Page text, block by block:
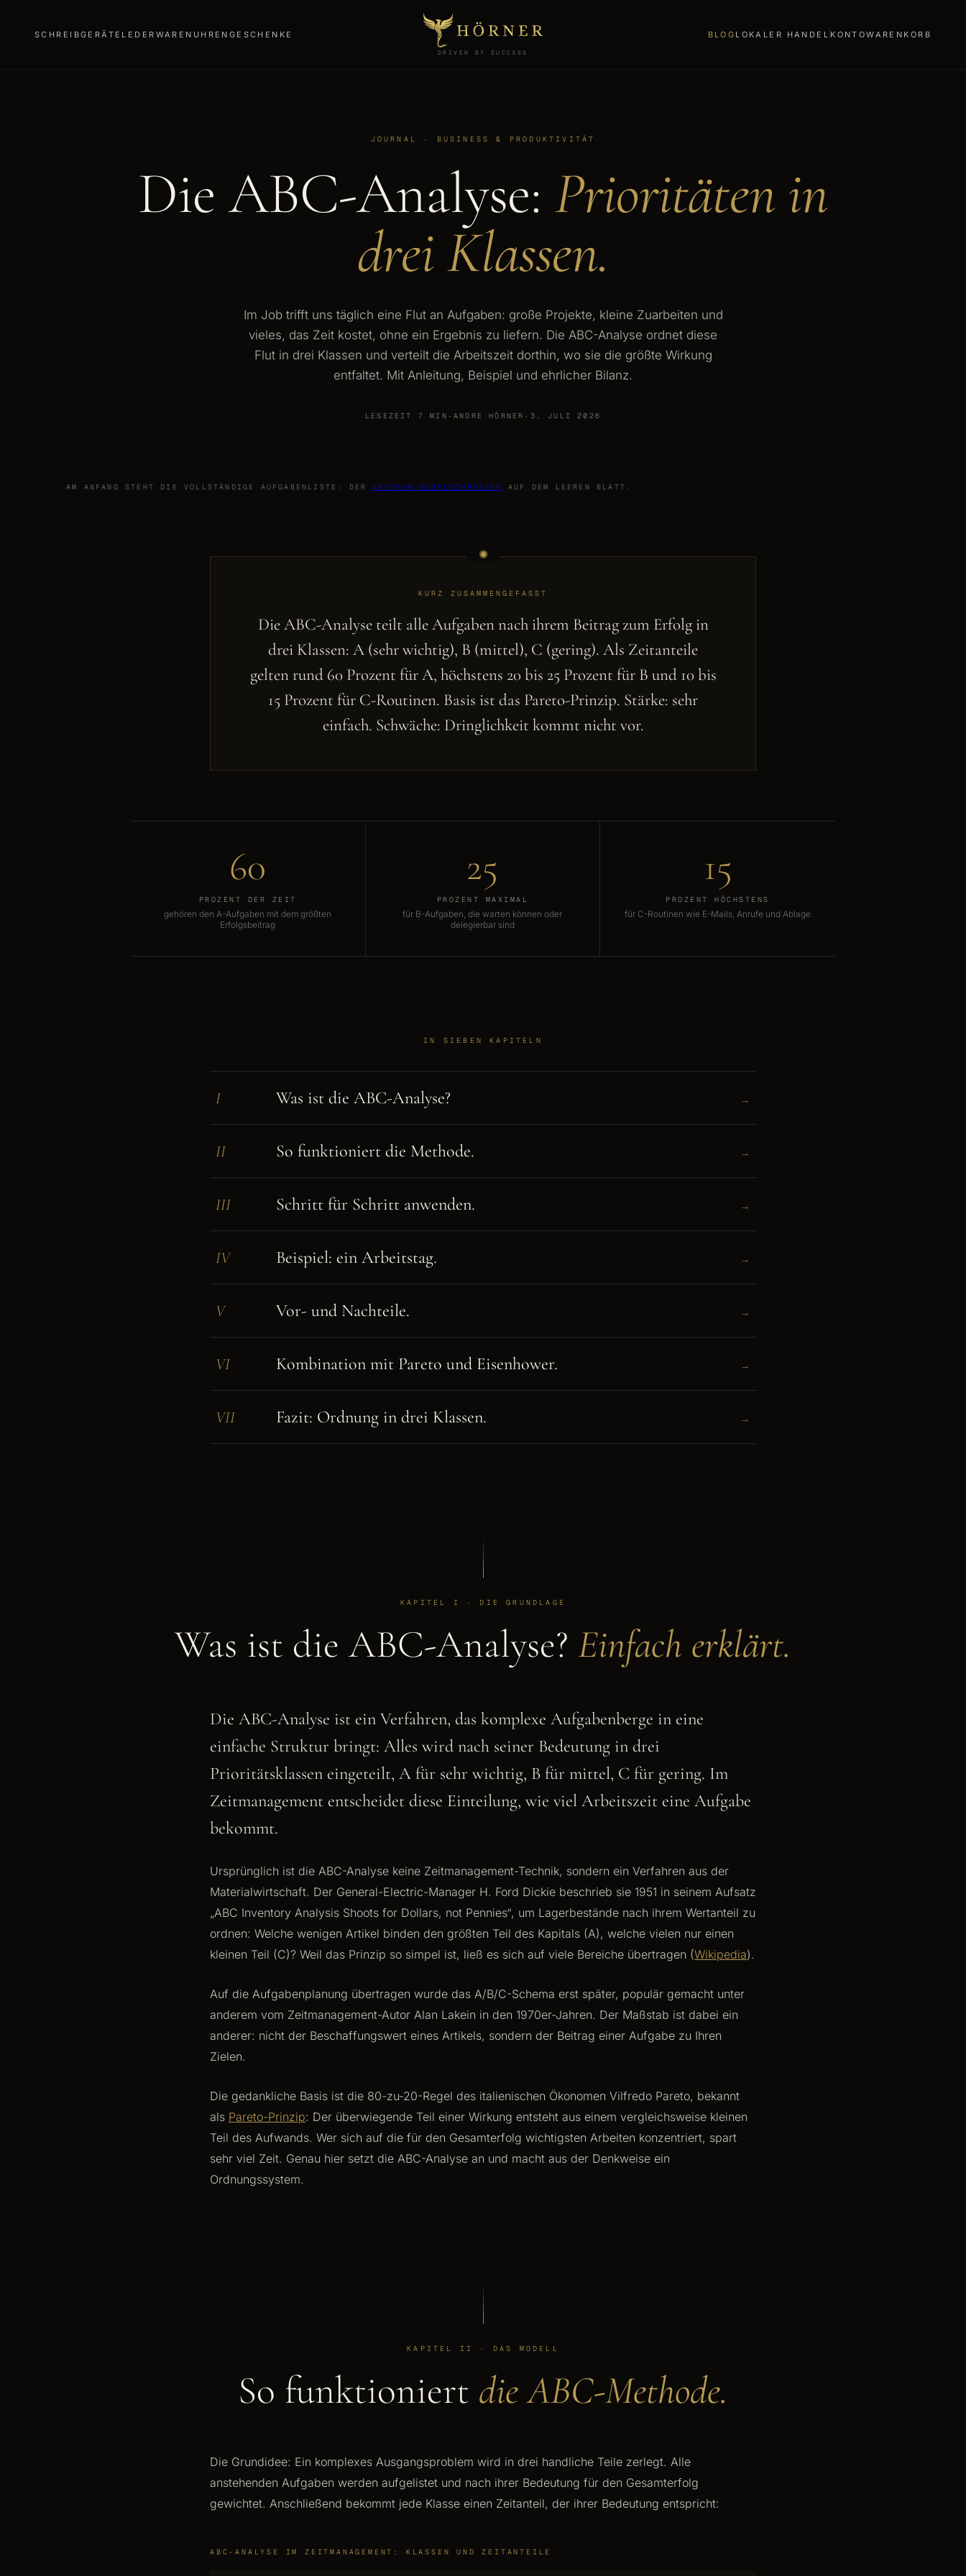
SCHREIBGERÄTE LEDERWAREN UHREN GESCHENKE
DRIVEN BY SUCCESS
BLOG LOKALER HANDEL KONTOWARENKORB
JOURNAL · BUSINESS & PRODUKTIVITÄT
Die ABC-Analyse: Prioritäten in
drei Klassen.
Im Job trifft uns täglich eine Flut an Aufgaben: große Projekte, kleine Zuarbeiten und
vieles, das Zeit kostet, ohne ein Ergebnis zu liefern. Die ABC-Analyse ordnet diese
Flut in drei Klassen und verteilt die Arbeitszeit dorthin, wo sie die größte Wirkung
entfaltet. Mit Anleitung, Beispiel und ehrlicher Bilanz.
LESEZEIT 7 MIN · ANDRE HÖRNER · 3. JULI 2026
AM ANFANG STEHT DIE VOLLSTÄNDIGE AUFGABENLISTE: DERVECTRUM KUGELSCHREIBER AUF DEM LEEREN BLATT.
KURZ ZUSAMMENGEFASST
Die ABC-Analyse teilt alle Aufgaben nach ihrem Beitrag zum Erfolg in
drei Klassen: A (sehr wichtig), B (mittel), C (gering). Als Zeitanteile
gelten rund 60 Prozent für A, höchstens 20 bis 25 Prozent für B und 10 bis
15 Prozent für C-Routinen. Basis ist das Pareto-Prinzip. Stärke: sehr
einfach. Schwäche: Dringlichkeit kommt nicht vor.
60
PROZENT DER ZEIT
gehören den A-Aufgaben mit dem größten
Erfolgsbeitrag
25
PROZENT MAXIMAL
für B-Aufgaben, die warten können oder
delegierbar sind
15
PROZENT HÖCHSTENS
für C-Routinen wie E-Mails, Anrufe und Ablage
IN SIEBEN KAPITELN
I Was ist die ABC-Analyse? →
II So funktioniert die Methode. →
III Schritt für Schritt anwenden. →
IV Beispiel: ein Arbeitstag. →
V Vor- und Nachteile. →
VI Kombination mit Pareto und Eisenhower. →
VII Fazit: Ordnung in drei Klassen. →
KAPITEL I · DIE GRUNDLAGE
Was ist die ABC-Analyse? Einfach erklärt.
Die ABC-Analyse ist ein Verfahren, das komplexe Aufgabenberge in eine
einfache Struktur bringt: Alles wird nach seiner Bedeutung in drei
Prioritätsklassen eingeteilt, A für sehr wichtig, B für mittel, C für gering. Im
Zeitmanagement entscheidet diese Einteilung, wie viel Arbeitszeit eine Aufgabe
bekommt.
Ursprünglich ist die ABC-Analyse keine Zeitmanagement-Technik, sondern ein Verfahren aus der
Materialwirtschaft. Der General-Electric-Manager H. Ford Dickie beschrieb sie 1951 in seinem Aufsatz
„ABC Inventory Analysis Shoots for Dollars, not Pennies“, um Lagerbestände nach ihrem Wertanteil zu
ordnen: Welche wenigen Artikel binden den größten Teil des Kapitals (A), welche vielen nur einen
kleinen Teil (C)? Weil das Prinzip so simpel ist, ließ es sich auf viele Bereiche übertragen (Wikipedia).
Auf die Aufgabenplanung übertragen wurde das A/B/C-Schema erst später, populär gemacht unter
anderem vom Zeitmanagement-Autor Alan Lakein in den 1970er-Jahren. Der Maßstab ist dabei ein
anderer: nicht der Beschaffungswert eines Artikels, sondern der Beitrag einer Aufgabe zu Ihren
Zielen.
Die gedankliche Basis ist die 80-zu-20-Regel des italienischen Ökonomen Vilfredo Pareto, bekannt
als Pareto-Prinzip: Der überwiegende Teil einer Wirkung entsteht aus einem vergleichsweise kleinen
Teil des Aufwands. Wer sich auf die für den Gesamterfolg wichtigsten Arbeiten konzentriert, spart
sehr viel Zeit. Genau hier setzt die ABC-Analyse an und macht aus der Denkweise ein
Ordnungssystem.
KAPITEL II · DAS MODELL
So funktioniert die ABC-Methode.
Die Grundidee: Ein komplexes Ausgangsproblem wird in drei handliche Teile zerlegt. Alle
anstehenden Aufgaben werden aufgelistet und nach ihrer Bedeutung für den Gesamterfolg
gewichtet. Anschließend bekommt jede Klasse einen Zeitanteil, der ihrer Bedeutung entspricht:
ABC-ANALYSE IM ZEITMANAGEMENT: KLASSEN UND ZEITANTEILE